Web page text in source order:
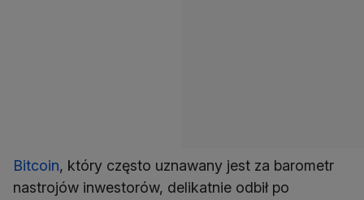
Bitcoin, który często uznawany jest za barometr
nastrojów inwestorów, delikatnie odbił po